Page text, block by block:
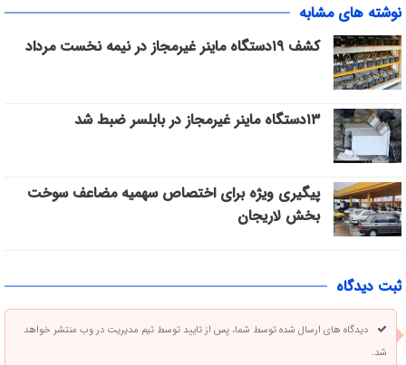
نوشته های مشابه
کشف ۱۹دستگاه ماینر غیرمجاز در نیمه نخست مرداد
۱۳دستگاه ماینر غیرمجاز در بابلسر ضبط شد
پیگیری ویژه برای اختصاص سهمیه مضاعف سوخت
بخش لاریجان
ثبت دیدگاه
دیدگاه های ارسال شده توسط شما، پس از تایید توسط تیم مدیریت در وب منتشر خواهد
شد.